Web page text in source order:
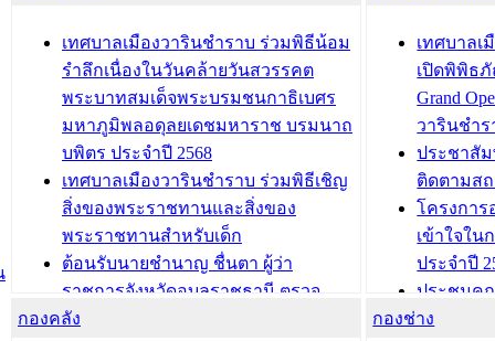
เทศบาลเมืองวารินชำราบ ร่วมพิธีน้อม
รำลึกเนื่องในวันคล้ายวันสวรรคต
พระบาทสมเด็จพระบรมชนกาธิเบศร
มหาภูมิพลอดุลยเดชมหาราช บรมนาถ
บพิตร ประจำปี 2568
เทศบาลเมืองวารินชำราบ ร่วมพิธีเชิญ
สิ่งของพระราชทานและสิ่งของ
พระราชทานสำหรับเด็ก
ต้อนรับนายชำนาญ ชื่นตา ผู้ว่า
ราชการจังหวัดอุบลราชธานี ตรวจ
ความเรียบร้อยของสถานที่ในการเตรี
เทศบาลเ
เปิดพิพิธภั
Grand
วารินชำร
ประชาสัม
ติดตามส
โครงกา
เข้าใจใน
ประจำปี
ประชุมค
ความเสี่ย
กองคลัง กองช่าง